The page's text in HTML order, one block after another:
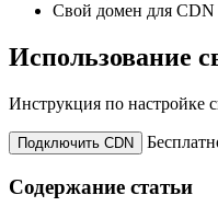
Свой домен для CDN
Использование
Инструкция по настройке
Подключить CDN
Содержание статьи